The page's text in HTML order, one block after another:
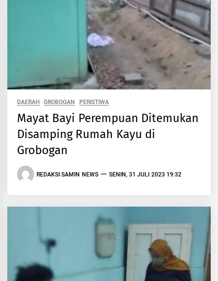
DAERAH GROBOGAN PERISTIWA
Mayat Bayi Perempuan Ditemukan
Disamping Rumah Kayu di
Grobogan
REDAKSI SAMIN NEWS SENIN, 31 JULI 2023 19:32